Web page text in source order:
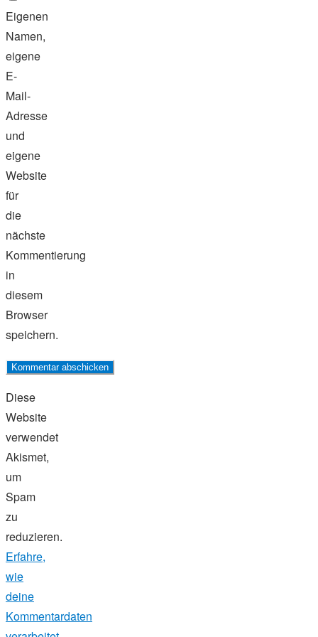
Eigenen
Namen,
eigene
E-
Mail-
Adresse
und
eigene
Website
für
die
nächste
Kommentierung
in
diesem
Browser
speichern.
Diese
Website
verwendet
Akismet,
um
Spam
zu
reduzieren.
Erfahre,
wie
deine
Kommentardaten